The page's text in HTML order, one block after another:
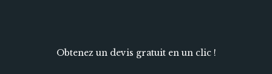
Obtenez un devis gratuit en un clic !